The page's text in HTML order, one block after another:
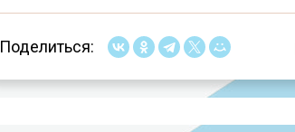
Поделиться: